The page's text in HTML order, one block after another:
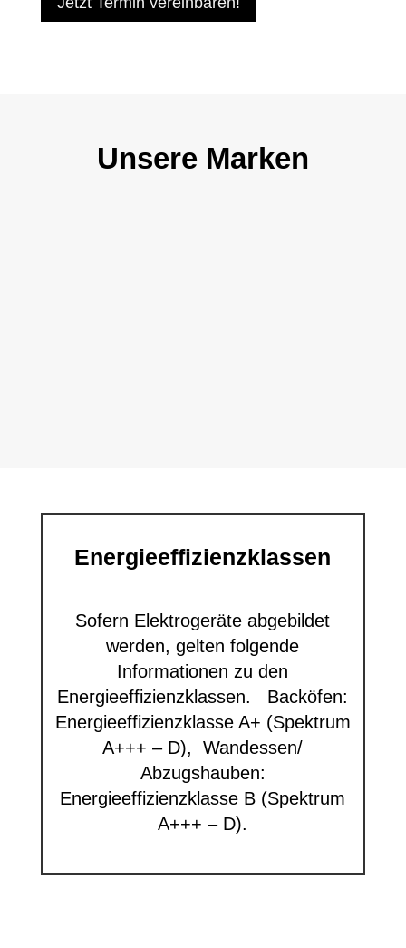
Unsere Marken
Energieeffizienzklassen
Sofern Elektrogeräte abgebildet
werden, gelten folgende
Informationen zu den
Energieeffizienzklassen. Backöfen:
Energieeffizienzklasse A+ (Spektrum
A+++ – D), Wandessen/
Abzugshauben:
Energieeffizienzklasse B (Spektrum
A+++ – D).